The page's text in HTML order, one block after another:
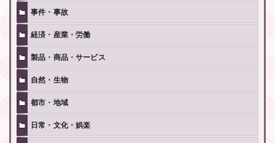
事件・事故
経済・産業・労働
製品・商品・サービス
自然・生物
都市・地域
日常・文化・娯楽